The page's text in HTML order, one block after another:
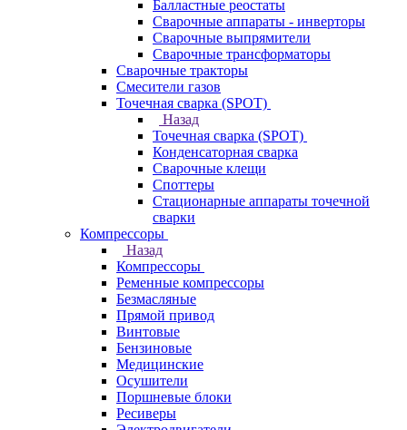
Балластные реостаты
Сварочные аппараты - инверторы
Сварочные выпрямители
Сварочные трансформаторы
Сварочные тракторы
Смесители газов
Точечная сварка (SPOT)
Назад
Точечная сварка (SPOT)
Конденсаторная сварка
Сварочные клещи
Споттеры
Стационарные аппараты точечной
сварки
Компрессоры
Назад
Компрессоры
Ременные компрессоры
Безмасляные
Прямой привод
Винтовые
Бензиновые
Медицинские
Осушители
Поршневые блоки
Ресиверы